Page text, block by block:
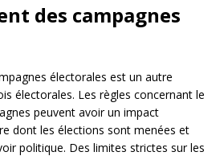
des campagnes
électorales est un autre
électorales. Les règles concernant le
peuvent avoir un impact
dont les élections sont menées et
politique. Des limites strictes sur les